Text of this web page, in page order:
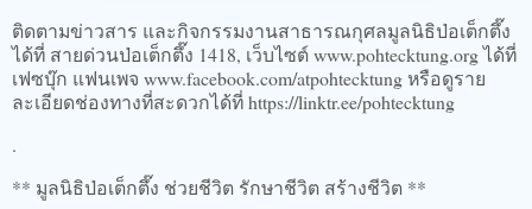
ติดตามข่าวสาร และกิจกรรมงานสาธารณกุศลมูลนิธิป่อเต็กตึ๊ง
ได้ที่ สายด่วนป่อเต็กตึ๊ง 1418, เว็บไซต์ www.pohtecktung.org ได้ที่
เฟซบุ๊ก แฟนเพจ www.facebook.com/atpohtecktung หรือดูราย
ละเอียดช่องทางที่สะดวกได้ที่ https://linktr.ee/pohtecktung
.
** มูลนิธิป่อเต็กตึ๊ง ช่วยชีวิต รักษาชีวิต สร้างชีวิต **